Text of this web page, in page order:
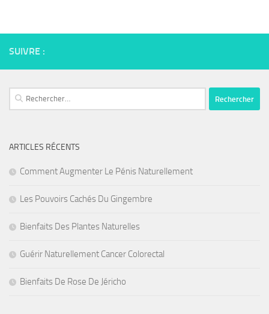
SUIVRE :
Rechercher :
ARTICLES RÉCENTS
Comment Augmenter Le Pénis Naturellement
Les Pouvoirs Cachés Du Gingembre
Bienfaits Des Plantes Naturelles
Guérir Naturellement Cancer Colorectal
Bienfaits De Rose De Jéricho